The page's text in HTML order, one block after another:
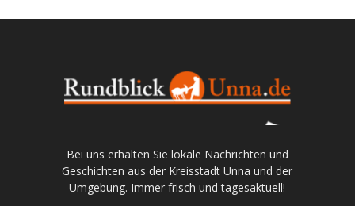
Bei uns erhalten Sie lokale Nachrichten und
Geschichten aus der Kreisstadt Unna und der
Umgebung. Immer frisch und tagesaktuell!